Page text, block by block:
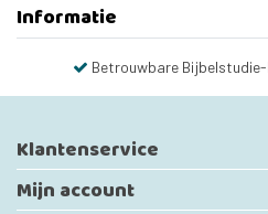
Informatie
Betrouwbare
Klantenservice
Mijn account